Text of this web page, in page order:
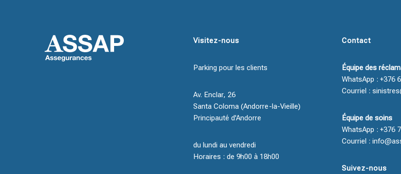
Visitez-nous
Parking pour les clients
Av. Enclar, 26
Santa Coloma (Andorre-la-Vieille)
Principauté d'Andorre
du lundi au vendredi
Horaires : de 9h00 à 18h00
Contact
Équipe des
WhatsApp : +376
Courriel :
Équipe de soins
WhatsApp : +376
Courriel :
Suivez-nous